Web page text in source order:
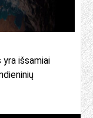
išsamiai